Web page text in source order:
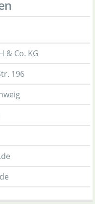
& Co. KG
196